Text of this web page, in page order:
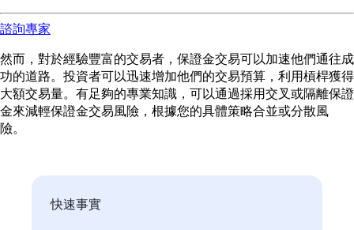
諮詢專家
然而，對於經驗豐富的交易者，保證金交易可以加速他們通往成
功的道路。投資者可以迅速增加他們的交易預算，利用槓桿獲得
大額交易量。有足夠的專業知識，可以通過採用交叉或隔離保證
金來減輕保證金交易風險，根據您的具體策略合並或分散風
險。
快速事實